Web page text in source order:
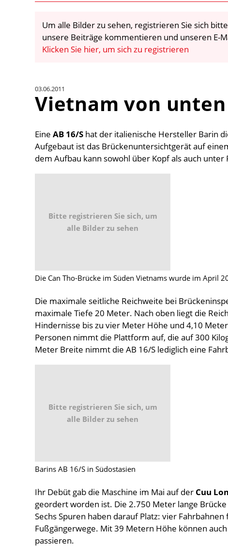
Um alle Bilder zu sehen, registrieren Sie sich
unsere Beiträge kommentieren und unseren E-
Klicken Sie hier, um sich zu registrieren
03.06.2011
Vietnam von unten
Eine AB 16/S hat der italienische Hersteller Barin
Aufgebaut ist das Brückenuntersichtgerät auf
dem Aufbau kann sowohl über Kopf als auch
Bitte registrieren Sie sich, um
alle Bilder zu sehen
Die Can Tho-Brücke im Süden Vietnams wurde im April
Die maximale seitliche Reichweite bei
maximale Tiefe 20 Meter. Nach oben liegt die
Hindernisse bis zu vier Meter Höhe und 4,10
Personen nimmt die Plattform auf, die auf 300
Meter Breite nimmt die AB 16/S lediglich eine
Bitte registrieren Sie sich, um
alle Bilder zu sehen
Barins AB 16/S in Südostasien
Ihr Debüt gab die Maschine im Mai auf der Cuu
geordert worden ist. Die 2.750 Meter lange
Sechs Spuren haben darauf Platz: vier Fahrbahnen
Fußgängerwege. Mit 39 Metern Höhe können
passieren.